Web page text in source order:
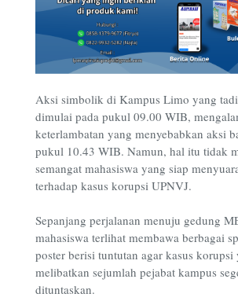
Aksi simbolik di Kampus Limo yang
dimulai pada pukul 09.00 WIB,
keterlambatan yang menyebabkan aksi
pukul 10.43 WIB. Namun, hal itu tidak
semangat mahasiswa yang siap
terhadap kasus korupsi UPNVJ.
Sepanjang perjalanan menuju gedung
mahasiswa terlihat membawa berbagai
poster berisi tuntutan agar kasus korupsi
melibatkan sejumlah pejabat kampus
dituntaskan.